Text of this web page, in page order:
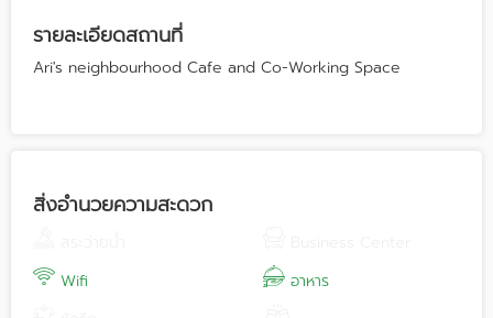
รายละเอียดสถานที่
Ari's neighbourhood Cafe and Co-Working Space
สิ่งอำนวยความสะดวก
Wifi
อาหาร